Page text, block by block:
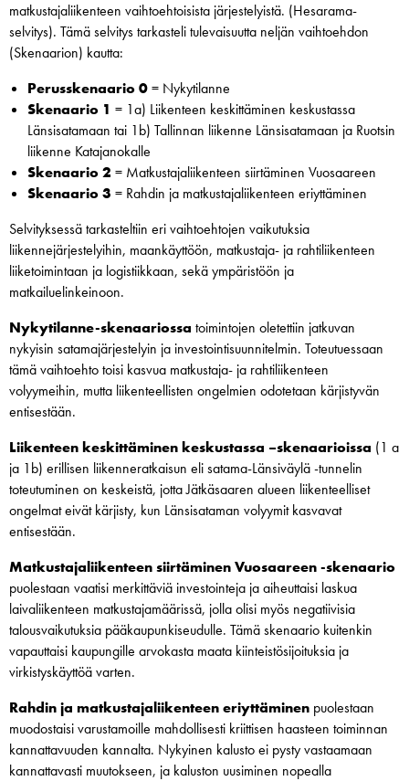
matkustajaliikenteen vaihtoehtoisista järjestelyistä. (Hesarama-
selvitys). Tämä selvitys tarkasteli tulevaisuutta neljän vaihtoehdon
(Skenaarion) kautta:
Perusskenaario 0= Nykytilanne
Skenaario 1 = 1a) Liikenteen keskittäminen keskustassa
Länsisatamaan tai 1b) Tallinnan liikenne Länsisatamaan ja Ruotsin
liikenne Katajanokalle
Skenaario 2 = Matkustajaliikenteen siirtäminen Vuosaareen
Skenaario 3 = Rahdin ja matkustajaliikenteen eriyttäminen
Selvityksessä tarkasteltiin eri vaihtoehtojen vaikutuksia
liikennejärjestelyihin, maankäyttöön, matkustaja- ja rahtiliikenteen
liiketoimintaan ja logistiikkaan, sekä ympäristöön ja
matkailuelinkeinoon.
Nykytilanne-skenaariossa toimintojen oletettiin jatkuvan
nykyisin satamajärjestelyin ja investointisuunnitelmin. Toteutuessaan
tämä vaihtoehto toisi kasvua matkustaja- ja rahtiliikenteen
volyymeihin, mutta liikenteellisten ongelmien odotetaan kärjistyvän
entisestään.
Liikenteen keskittäminen keskustassa –skenaarioissa (1 a
ja 1b) erillisen liikenneratkaisun eli satama-Länsiväylä -tunnelin
toteutuminen on keskeistä, jotta Jätkäsaaren alueen liikenteelliset
ongelmat eivät kärjisty, kun Länsisataman volyymit kasvavat
entisestään.
Matkustajaliikenteen siirtäminen Vuosaareen -skenaario
puolestaan vaatisi merkittäviä investointeja ja aiheuttaisi laskua
laivaliikenteen matkustajamäärissä, jolla olisi myös negatiivisia
talousvaikutuksia pääkaupunkiseudulle. Tämä skenaario kuitenkin
vapauttaisi kaupungille arvokasta maata kiinteistösijoituksia ja
virkistyskäyttöä varten.
Rahdin ja matkustajaliikenteen eriyttäminen puolestaan
muodostaisi varustamoille mahdollisesti kriittisen haasteen toiminnan
kannattavuuden kannalta. Nykyinen kalusto ei pysty vastaamaan
kannattavasti muutokseen, ja kaluston uusiminen nopealla